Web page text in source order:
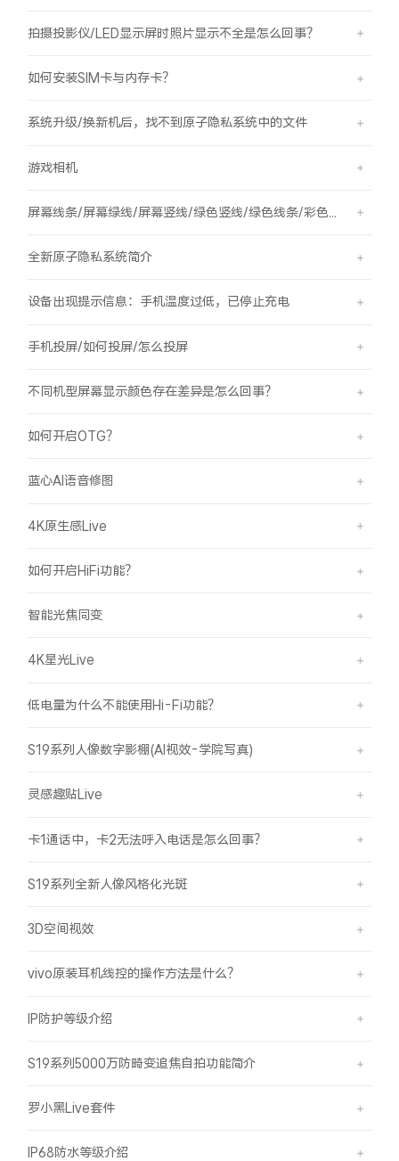
拍摄投影仪/LED显示屏时照片显示不全是怎么回事？
如何安装SIM卡与内存卡？
系统升级/换新机后，找不到原子隐私系统中的文件
游戏相机
全新原子隐私系统简介
设备出现提示信息：手机温度过低，已停止充电
手机投屏/如何投屏/怎么投屏
不同机型屏幕显示颜色存在差异是怎么回事？
如何开启OTG？
蓝心AI语音修图
4K原生感Live
如何开启HiFi功能？
智能光焦同变
4K星光Live
低电量为什么不能使用Hi-Fi功能？
S19系列人像数字影棚(AI视效-学院写真)
灵感趣贴Live
卡1通话中，卡2无法呼入电话是怎么回事？
S19系列全新人像风格化光斑
3D空间视效
vivo原装耳机线控的操作方法是什么？
IP防护等级介绍
S19系列5000万防畸变追焦自拍功能简介
罗小黑Live套件
IP68防水等级介绍